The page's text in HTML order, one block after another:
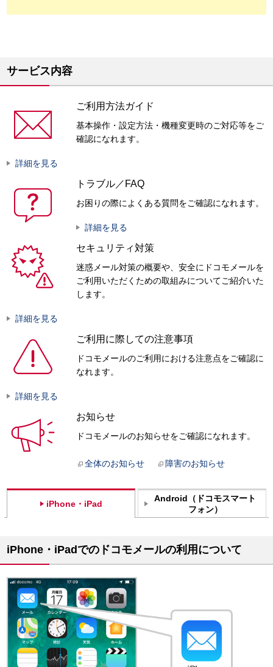
サービス内容
ご利用方法ガイド
基本操作・設定方法・機種変更時のご対応等をご
確認になれます。
詳細を見る
トラブル／FAQ
お困りの際によくある質問をご確認になれます。
詳細を見る
セキュリティ対策
迷惑メール対策の概要や、安全にドコモメールを
ご利用いただくための取組みについてご紹介いた
します。
詳細を見る
ご利用に際しての注意事項
ドコモメールのご利用における注意点をご確認に
なれます。
詳細を見る
お知らせ
ドコモメールのお知らせをご確認になれます。
全体のお知らせ 障害のお知らせ
iPhone・iPad
Android（ドコモスマート
フォン）
iPhone・iPadでのドコモメールの利用について